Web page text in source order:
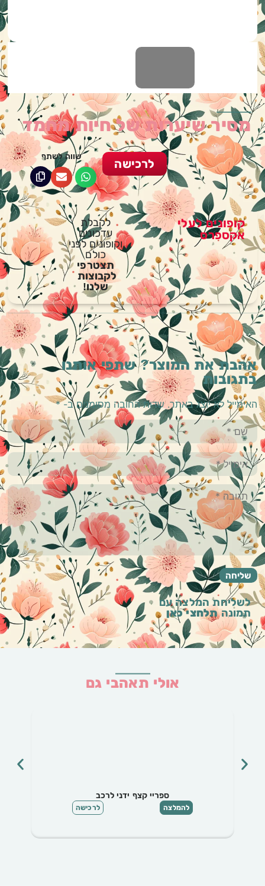
מסיר שיערות של חיות מחמד
שווה לשתף
לרכישה
לקבלת
עדכונים
וקופונים לפני
כולם
תצטרפי
לקבוצות
שלנו!
קופונים לעלי
אקספרס
אהבת את המוצר? שתפי אותנו
בתגובות
האימייל לא יוצג באתר. שדות החובה מסומנים ב-*
לשליחת המלצה עם
תמונהתלחצי כאן
אולי תאהבי גם
ספריי קצף ידני לרכב
להמלצה לרכישה